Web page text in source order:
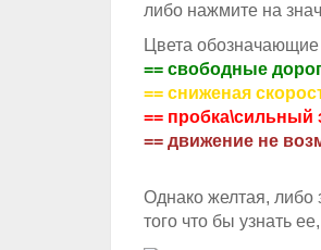
либо нажмите на
Цвета обозначающие
== свободные
== сниженая
== пробка\сильный
== движение не
Однако желтая, либо
того что бы узнать